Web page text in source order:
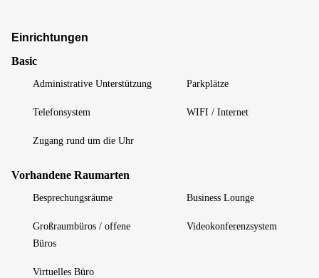
Einrichtungen
Basic
Administrative Unterstützung Parkplätze
Telefonsystem WIFI / Internet
Zugang rund um die Uhr
Vorhandene Raumarten
Besprechungsräume Business Lounge
Großraumbüros / offene
Büros
Videokonferenzsystem
Virtuelles Büro